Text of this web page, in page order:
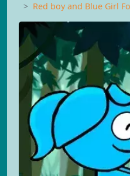
Red boy and Blue Girl